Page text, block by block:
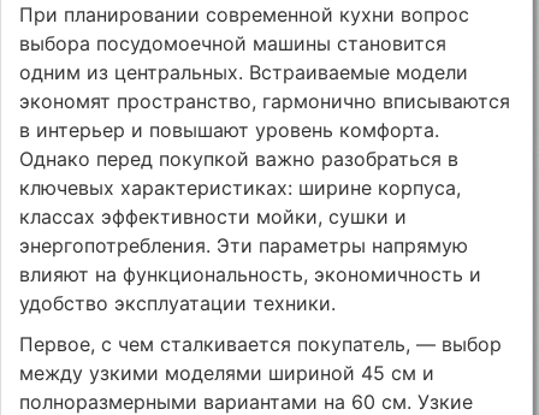
При планировании современной кухни вопрос
выбора посудомоечной машины становится
одним из центральных. Встраиваемые модели
экономят пространство, гармонично вписываются
в интерьер и повышают уровень комфорта.
Однако перед покупкой важно разобраться в
ключевых характеристиках: ширине корпуса,
классах эффективности мойки, сушки и
энергопотребления. Эти параметры напрямую
влияют на функциональность, экономичность и
удобство эксплуатации техники.
Первое, с чем сталкивается покупатель, — выбор
между узкими моделями шириной 45 см и
полноразмерными вариантами на 60 см. Узкие